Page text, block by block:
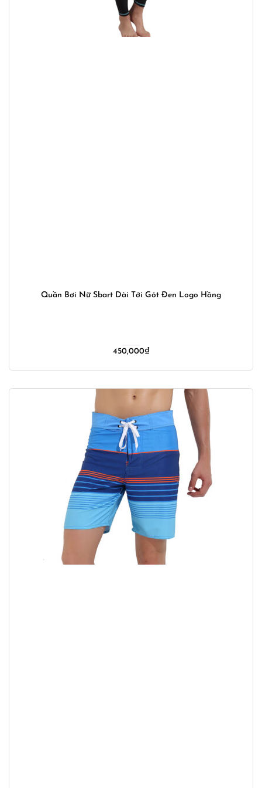
Quần Bơi Nữ Sbart Dài Tới Gót Đen Logo Hồng
450,000₫